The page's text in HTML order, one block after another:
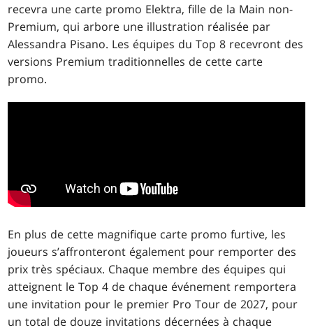
recevra une carte promo Elektra, fille de la Main non-
Premium, qui arbore une illustration réalisée par
Alessandra Pisano. Les équipes du Top 8 recevront des
versions Premium traditionnelles de cette carte
promo.
En plus de cette magnifique carte promo furtive, les
joueurs s’affronteront également pour remporter des
prix très spéciaux. Chaque membre des équipes qui
atteignent le Top 4 de chaque événement remportera
une invitation pour le premier Pro Tour de 2027, pour
un total de douze invitations décernées à chaque